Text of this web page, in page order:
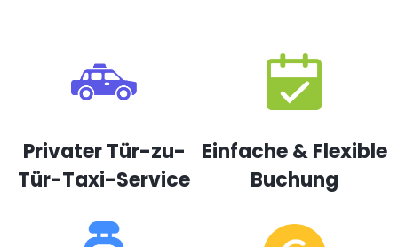
Privater Tür-zu-
Tür-Taxi-Service
Einfache & Flexible
Buchung